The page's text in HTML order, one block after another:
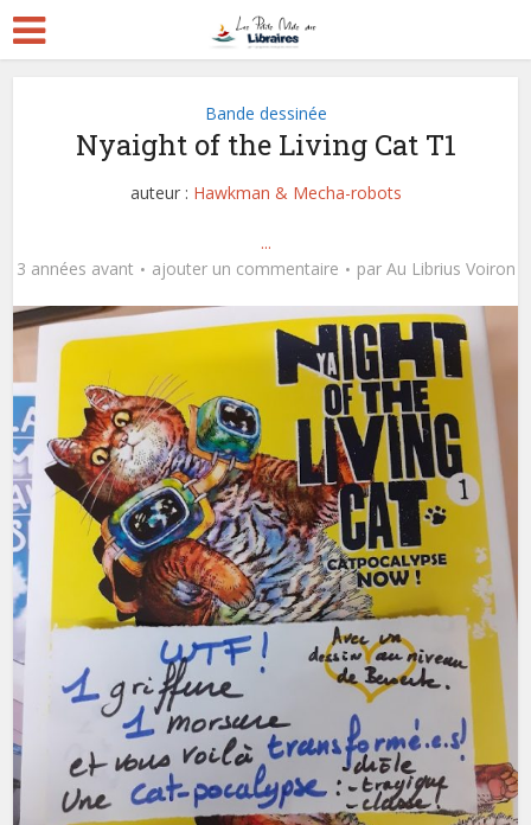
Bande dessinée
Nyaight of the Living Cat T1
auteur : Hawkman & Mecha-robots
...
3 années avant
ajouter un commentaire par Au Librius Voiron